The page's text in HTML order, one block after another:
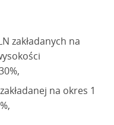
zakładanych na
na okres 1